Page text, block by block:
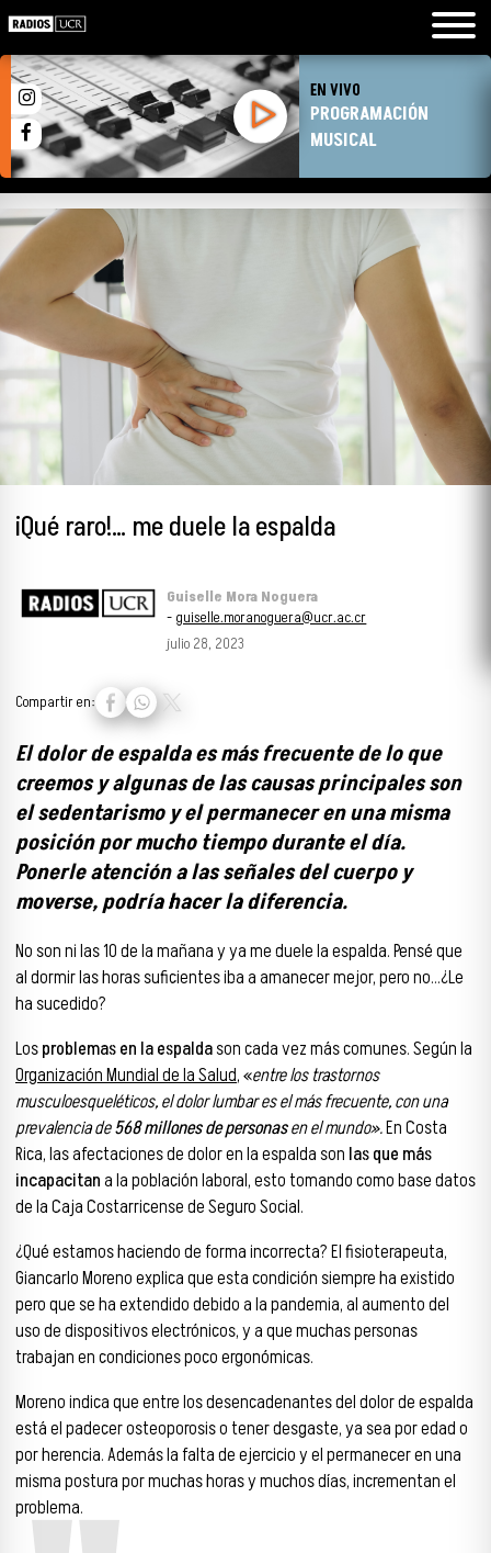
EN VIVO
PROGRAMACIÓN
MUSICAL
¡Qué raro!… me duele la espalda
Guiselle Mora Noguera
- guiselle.moranoguera@ucr.ac.cr
julio 28, 2023
Compartir en:
El dolor de espalda es más frecuente de lo que
creemos y algunas de las causas principales son
el sedentarismo y el permanecer en una misma
posición por mucho tiempo durante el día.
Ponerle atención a las señales del cuerpo y
moverse, podría hacer la diferencia.
No son ni las 10 de la mañana y ya me duele la espalda. Pensé que
al dormir las horas suficientes iba a amanecer mejor, pero no…¿Le
ha sucedido?
Losproblemas en la espaldason cada vez más comunes. Según la
Organización Mundial de la Salud, «entre los trastornos
musculoesqueléticos, el dolor lumbar es el más frecuente, con una
prevalencia de568 millones de personasen el mundo».En Costa
Rica, las afectaciones de dolor en la espalda son las que más
incapacitana la población laboral, esto tomando como base datos
de la Caja Costarricense de Seguro Social.
¿Qué estamos haciendo de forma incorrecta? El fisioterapeuta,
Giancarlo Moreno explica que esta condición siempre ha existido
pero que se ha extendido debido a la pandemia, al aumento del
uso de dispositivos electrónicos, y a que muchas personas
trabajan en condiciones poco ergonómicas.
Moreno indica que entre los desencadenantes del dolor de espalda
está el padecer osteoporosis o tener desgaste, ya sea por edad o
por herencia. Además la falta de ejercicio y el permanecer en una
misma postura por muchas horas y muchos días, incrementan el
problema.